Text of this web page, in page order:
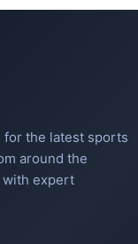
the latest sports
around the
with expert